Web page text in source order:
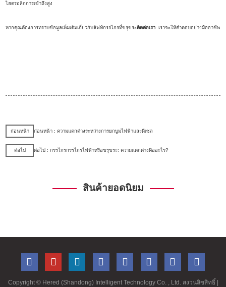
ไฮดรอลิกการเข้าถึงสูง
หากคุณต้องการทราบข้อมูลเพิ่มเติมเกี่ยวกับลิฟท์กรรไกรที่ขรุขระติดต่อเรา- เราจะให้คำตอบอย่างมืออาชีพ
ก่อนหน้า ก่อนหน้า : ความแตกต่างระหว่างการยกบูมไฟฟ้าและดีเซล
ต่อไป ต่อไป : กรรไกรกรรไกรไฟฟ้าหรือขรุขระ: ความแตกต่างคืออะไร?
สินค้ายอดนิยม
Copyright © Hered (Shandong) Intelligent Technology Co. , Ltd. สงวนลิขสิทธิ์ |